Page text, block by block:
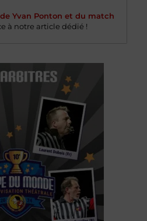
de Yvan Ponton et du match
à notre article dédié !